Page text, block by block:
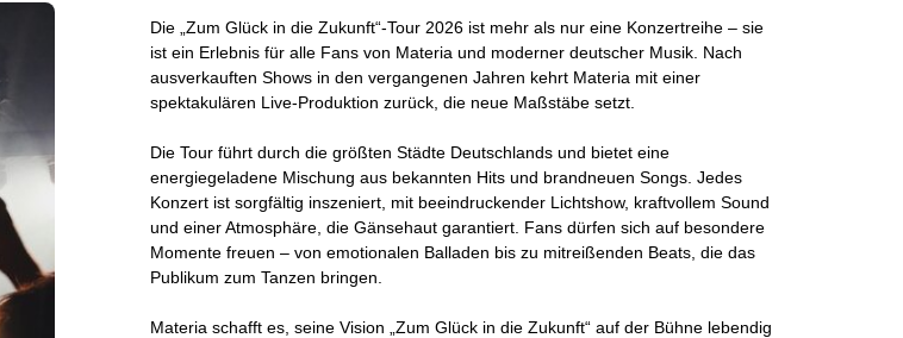
Die „Zum Glück in die Zukunft“-Tour 2026 ist mehr als nur eine Konzertreihe – sie
ist ein Erlebnis für alle Fans von Materia und moderner deutscher Musik. Nach
ausverkauften Shows in den vergangenen Jahren kehrt Materia mit einer
spektakulären Live-Produktion zurück, die neue Maßstäbe setzt.
Die Tour führt durch die größten Städte Deutschlands und bietet eine
energiegeladene Mischung aus bekannten Hits und brandneuen Songs. Jedes
Konzert ist sorgfältig inszeniert, mit beeindruckender Lichtshow, kraftvollem Sound
und einer Atmosphäre, die Gänsehaut garantiert. Fans dürfen sich auf besondere
Momente freuen – von emotionalen Balladen bis zu mitreißenden Beats, die das
Publikum zum Tanzen bringen.
Materia schafft es, seine Vision „Zum Glück in die Zukunft“ auf der Bühne lebendig